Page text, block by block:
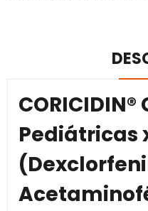
CORICIDIN®
Pediátricas